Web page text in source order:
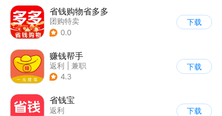
省钱购物省多多
团购特卖
0.0
下载
赚钱帮手
返利
兼职
4.3
下载
省钱宝
返利
下载